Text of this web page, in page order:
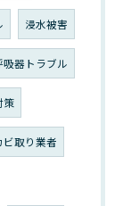
浸水被害
吸器トラブル
策
ビ取り業者